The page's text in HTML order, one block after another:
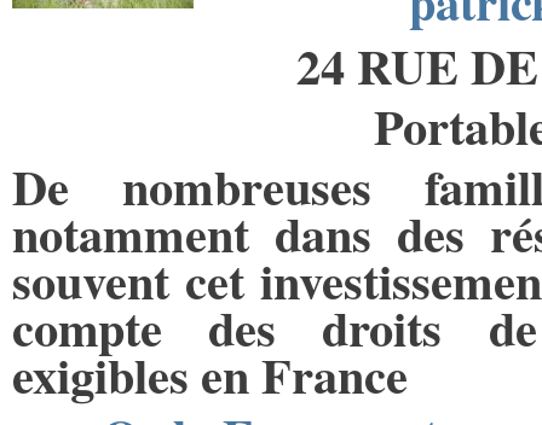
24 RUE
De nombreuses
notamment dans des
souvent cet
compte des droits de
exigibles en France